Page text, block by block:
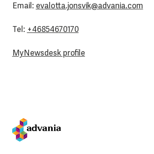
Email: evalotta.jonsvik@advania.com
Tel: +46854670170
MyNewsdesk profile